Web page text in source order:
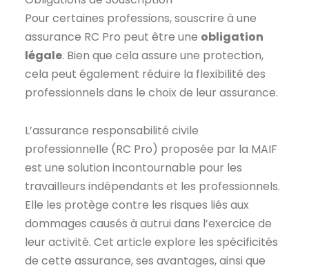
Pour certaines professions, souscrire à une
assurance RC Pro peut être une obligation
légale. Bien que cela assure une protection,
cela peut également réduire la flexibilité des
professionnels dans le choix de leur assurance.
L’assurance responsabilité civile
professionnelle (RC Pro) proposée par la MAIF
est une solution incontournable pour les
travailleurs indépendants et les professionnels.
Elle les protège contre les risques liés aux
dommages causés à autrui dans l’exercice de
leur activité. Cet article explore les spécificités
de cette assurance, ses avantages, ainsi que